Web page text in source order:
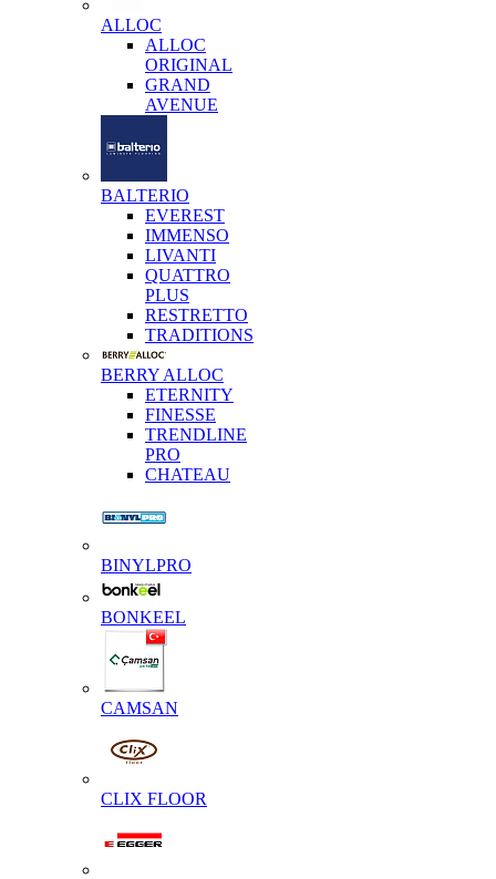
ALLOC
ALLOC
ORIGINAL
GRAND
AVENUE
BALTERIO
EVEREST
IMMENSO
LIVANTI
QUATTRO
PLUS
RESTRETTO
TRADITIONS
BERRY ALLOC
ETERNITY
FINESSE
TRENDLINE
PRO
CHATEAU
BINYLPRO
BONKEEL
CAMSAN
CLIX FLOOR